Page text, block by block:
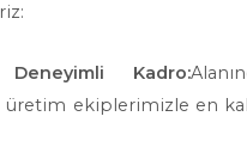
Kadro:
üretim ekiplerimizle en